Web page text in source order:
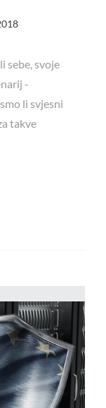
sebe, svoje
-
li svjesni
takve